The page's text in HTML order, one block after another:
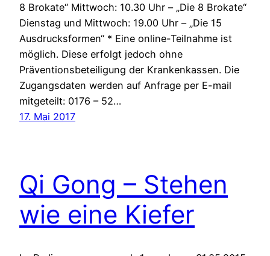
8 Brokate“ Mittwoch: 10.30 Uhr – „Die 8 Brokate“
Dienstag und Mittwoch: 19.00 Uhr – „Die 15
Ausdrucksformen“ * Eine online-Teilnahme ist
möglich. Diese erfolgt jedoch ohne
Präventionsbeteiligung der Krankenkassen. Die
Zugangsdaten werden auf Anfrage per E-mail
mitgeteilt: 0176 – 52…
17. Mai 2017
Qi Gong – Stehen
wie eine Kiefer